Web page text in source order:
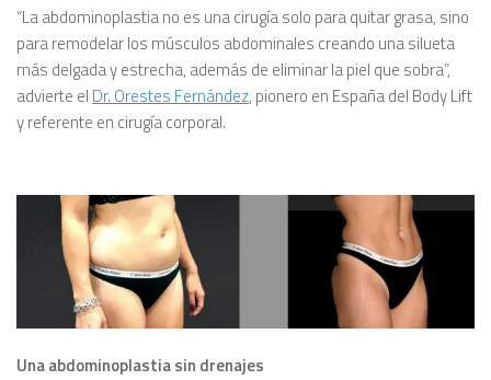
“La abdominoplastia no es una cirugía solo para quitar grasa, sino
para remodelar los músculos abdominales creando una silueta
más delgada y estrecha, además de eliminar la piel que sobra”,
advierte el Dr. Orestes Fernández, pionero en España del Body Lift
y referente en cirugía corporal.
Una abdominoplastia sin drenajes